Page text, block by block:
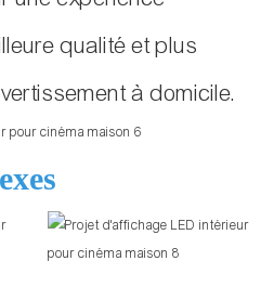
qualité et plus
à domicile.